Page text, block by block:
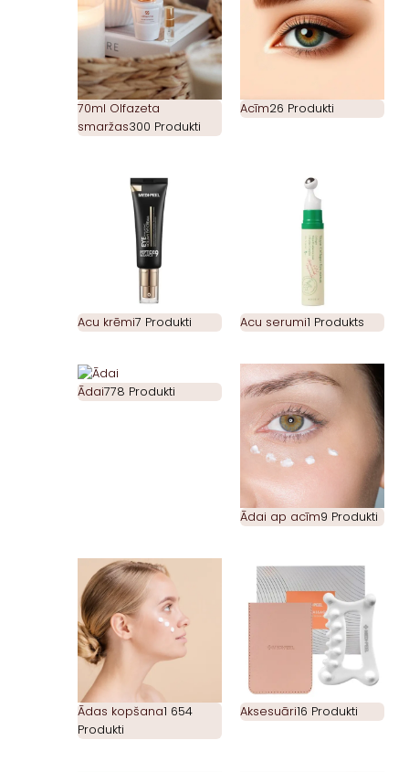
70ml Olfazeta
smaržas300 Produkti
Acīm26 Produkti
Acu krēmi7 Produkti Acu serumi1 Produkts
Ādai778 Produkti
Ādai ap acīm9 Produkti
Ādas kopšana1 654
Produkti
Aksesuāri16 Produkti